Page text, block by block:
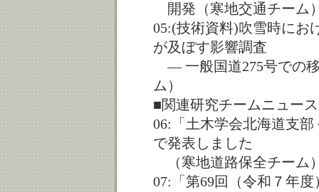
開発（寒地交通チーム
05:(技術資料)吹雪時にお
が及ぼす影響調査
― 一般国道275号での
ム）
■関連研究チームニュース
06:「土木学会北海道支
で発表しました
（寒地道路保全チーム
07:「第69回（令和７年